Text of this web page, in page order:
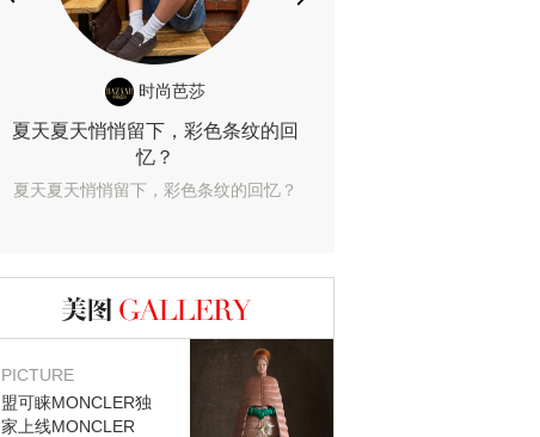
时尚芭莎
夏天夏天悄悄留下，彩色条纹的回
忆？
夏天夏天悄悄留下，彩色条纹的回忆？
图库
PICTURE
盟可睐MONCLER独
家上线MONCLER